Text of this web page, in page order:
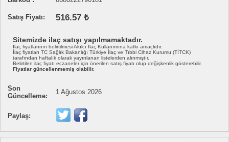
Satış Fiyatı: 516.57 ₺
Sitemizde ilaç satışı yapılmamaktadır.
İlaç fiyatlarının belirtilmesi Akılcı İlaç Kullanımına katkı amaçlıdır.
İlaç fiyatları TC Sağlık Bakanlığı Türkiye İlaç ve Tıbbi Cihaz Kurumu (TİTCK)
tarafından haftalık olarak yayınlanan listelerden alınmıştır.
Belirtilen ilaç fiyatı eczaneler için önerilen satış fiyatı olup değişkenlik gösterebilir.
Fiyatlar güncellenmemiş olabilir.
Son
Güncelleme:
1 Ağustos 2026
Paylaş: